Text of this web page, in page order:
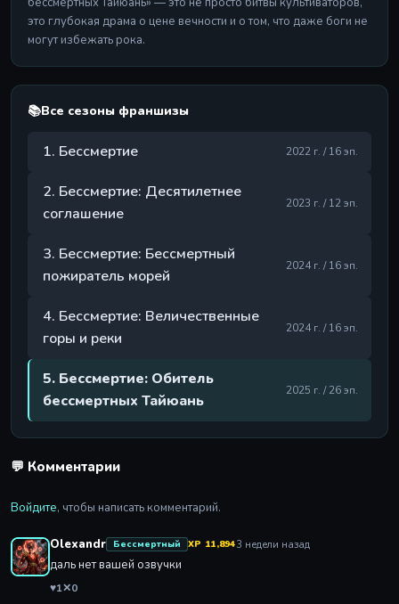
это глубокая драма о цене вечности и о том, что даже боги не
могут избежать рока.
📚Все сезоны франшизы
1. Бессмертие 2022 г. / 16 эп.
2. Бессмертие: Десятилетнее
соглашение
2023 г. / 12 эп.
3. Бессмертие: Бессмертный
пожиратель морей
2024 г. / 16 эп.
4. Бессмертие: Величественные
горы и реки
2024 г. / 16 эп.
5. Бессмертие: Обитель
бессмертных Тайюань
2025 г. / 26 эп.
💬 Комментарии
Войдите, чтобы написать комментарий.
Olexandr Бессмертный XP 11,8943 недели назад
даль нет вашей озвучки
♥1✕0